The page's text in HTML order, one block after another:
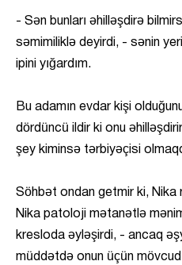
- Sən bunları əhilləşdirə
səmimiliklə deyirdi, - sənin
ipini yığardım.
Bu adamın evdar kişi
dördüncü ildir ki onu
şey kiminsə tərbiyəçisi
Söhbət ondan getmir ki, Nika
Nika patoloji mətanətlə
kresloda əyləşirdi, - ancaq
müddətdə onun üçün